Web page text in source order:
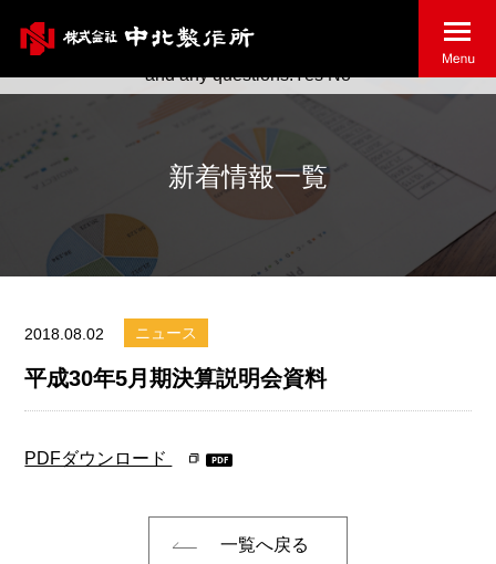
新着情報一覧
2018.08.02 ニュース
平成30年5月期決算説明会資料
PDFダウンロード
一覧へ戻る
May we use cookies to track your activities? We take your
privacy very seriously. Please see our privacy policy for details
and any questions.Yes No